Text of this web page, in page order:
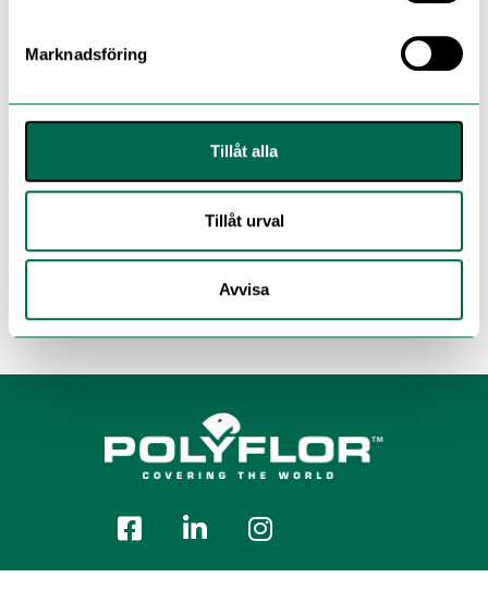
Marknadsföring
Tillåt alla
Tillåt urval
Avvisa